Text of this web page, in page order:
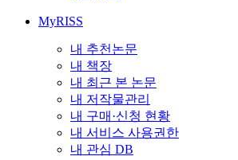
MyRISS
내 추천논문
내 책장
내 최근 본 논문
내 저작물관리
내 구매·신청 현황
내 서비스 사용권한
내 관심 DB